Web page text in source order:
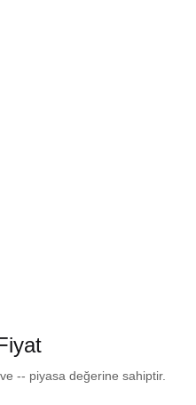
-- piyasa değerine sahiptir.